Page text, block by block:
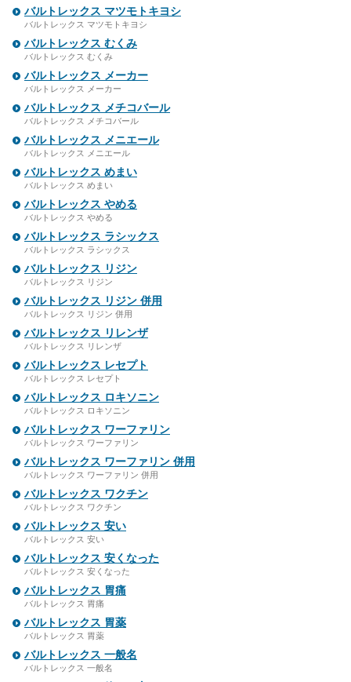
バルトレックス マツモトキヨシ
バルトレックス マツモトキヨシ
バルトレックス むくみ
バルトレックス むくみ
バルトレックス メーカー
バルトレックス メーカー
バルトレックス メチコバール
バルトレックス メチコバール
バルトレックス メニエール
バルトレックス メニエール
バルトレックス めまい
バルトレックス めまい
バルトレックス やめる
バルトレックス やめる
バルトレックス ラシックス
バルトレックス ラシックス
バルトレックス リジン
バルトレックス リジン
バルトレックス リジン 併用
バルトレックス リジン 併用
バルトレックス リレンザ
バルトレックス リレンザ
バルトレックス レセプト
バルトレックス レセプト
バルトレックス ロキソニン
バルトレックス ロキソニン
バルトレックス ワーファリン
バルトレックス ワーファリン
バルトレックス ワーファリン 併用
バルトレックス ワーファリン 併用
バルトレックス ワクチン
バルトレックス ワクチン
バルトレックス 安い
バルトレックス 安い
バルトレックス 安くなった
バルトレックス 安くなった
バルトレックス 胃痛
バルトレックス 胃痛
バルトレックス 胃薬
バルトレックス 胃薬
バルトレックス 一般名
バルトレックス 一般名